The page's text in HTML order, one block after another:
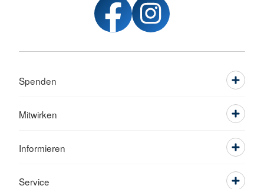
Spenden
Mitwirken
Informieren
Service